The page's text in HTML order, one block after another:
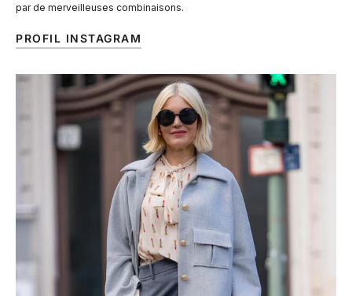
par de merveilleuses combinaisons.
PROFIL INSTAGRAM